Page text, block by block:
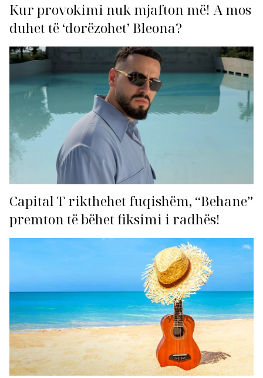
Kur provokimi nuk mjafton më! A mos
duhet të ‘dorëzohet’ Bleona?
Capital T rikthehet fuqishëm, “Behane”
premton të bëhet fiksimi i radhës!